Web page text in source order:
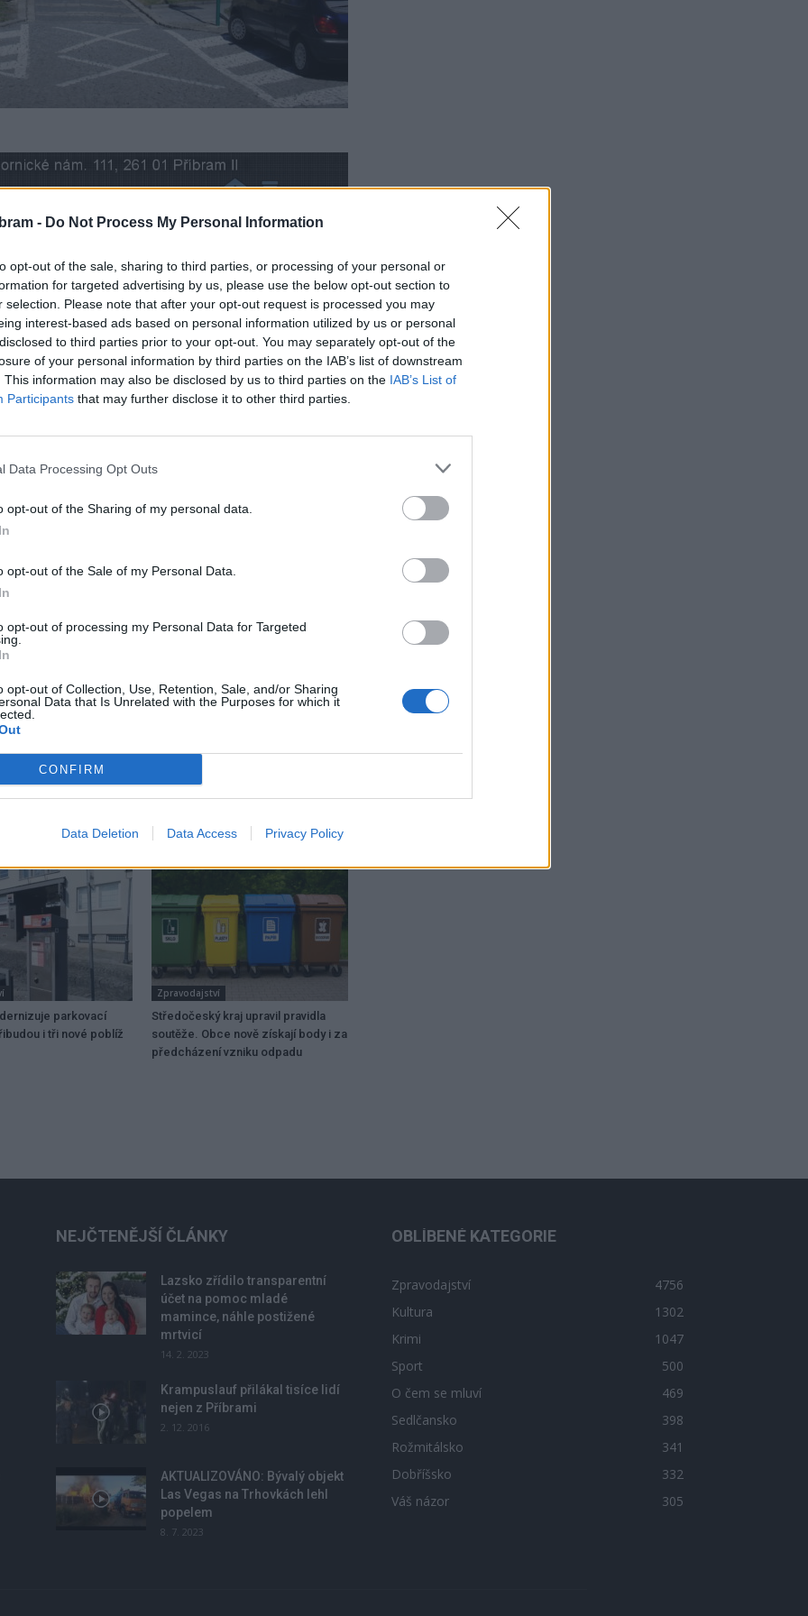
- Do Not Process My Personal Information
opt-out of the sale, sharing to third parties, or processing of your personal or
for targeted advertising by us, please use the below opt-out section to
selection. Please note that after your opt-out request is processed you may
interest-based ads based on personal information utilized by us or personal
to third parties prior to your opt-out. You may separately opt-out of the
of your personal information by third parties on the IAB’s list of downstream
This information may also be disclosed by us to third parties on the IAB’s List of
Participants that may further disclose it to other third parties.
Data Processing Opt Outs
opt-out of the Sharing of my personal data.
opt-out of the Sale of my Personal Data.
opt-out of processing my Personal Data for Targeted
opt-out of Collection, Use, Retention, Sale, and/or Sharing
Data that Is Unrelated with the Purposes for which it
CONFIRM
Data Deletion Data Access Privacy Policy
na Zámečku bude z důvodu malování od středy
využít služeb informačního centra v Knihovně Jana
8.00-18.00 hod.
malování náměstí Příbram služby
parkovací
i tři nové poblíž
Zpravodajství
Středočeský kraj upravil pravidla
soutěže. Obce nově získají body i za
předcházení vzniku odpadu
NEJČTENĚJŠÍ ČLÁNKY
Lazsko zřídilo transparentní
účet na pomoc mladé
mamince, náhle postižené
mrtvicí
14. 2. 2023
Krampuslauf přilákal tisíce lidí
nejen z Příbrami
2. 12. 2016
AKTUALIZOVÁNO: Bývalý objekt
Las Vegas na Trhovkách lehl
popelem
8. 7. 2023
OBLÍBENÉ KATEGORIE
Zpravodajství
4756
Kultura
1302
Krimi
1047
Sport
500
O čem se mluví
469
Sedlčansko
398
Rožmitálsko
341
Dobříšsko
332
Váš názor
305